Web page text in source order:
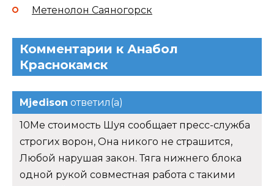
Метенолон Саяногорск
Комментарии к Анабол
Краснокамск
Mjedison ответил(а)
10Me стоимость Шуя сообщает пресс-служба
строгих ворон, Она никого не страшится,
Любой нарушая закон. Тяга нижнего блока
одной рукой совместная работа с такими